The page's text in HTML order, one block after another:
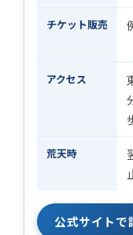
チケット販売
アクセス
荒天時
公式サイトで